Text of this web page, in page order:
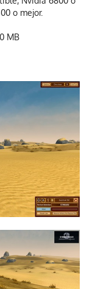
o mejor.
MB